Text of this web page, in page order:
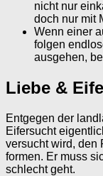
nicht nur
doch nur mit
Wenn einer
folgen
ausgehen,
Liebe &
Entgegen der
Eifersucht
versucht wird, den
formen. Er muss
schlecht geht.